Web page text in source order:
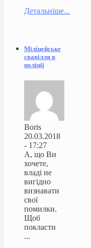
Детальніше...
Міліцейське
свавілля в
поліції
Boris
20.03.2018
- 17:27
А, що Ви
хочете,
владі не
вигідно
визнавати
свої
помилки.
Щоб
покласти
...